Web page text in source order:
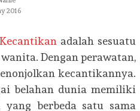
2016
Kecantikan adalah sesuatu
Dengan perawatan,
kecantikannya.
belahan dunia memiliki
berbeda satu sama